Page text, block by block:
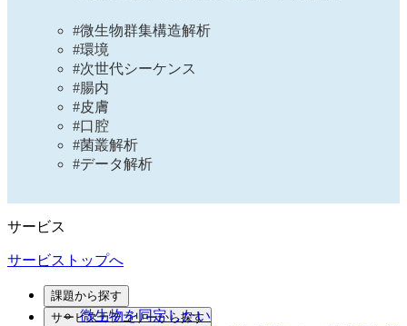
#微生物群集構造解析
#環境
#次世代シーケンス
#腸内
#皮膚
#口腔
#菌叢解析
#データ解析
サービス
サービストップへ
課題から探す
微生物を同定したい
サービスカテゴリーから探す